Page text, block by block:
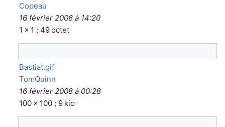
Copeau
16 février 2008 à 14:20
1 × 1 ; 49 octet
Bastiat.gif
TomQuinn
16 février 2008 à 00:28
100 × 100 ; 9 kio